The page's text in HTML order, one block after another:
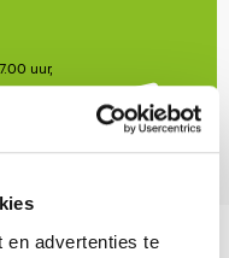
en advertenties te
uur,